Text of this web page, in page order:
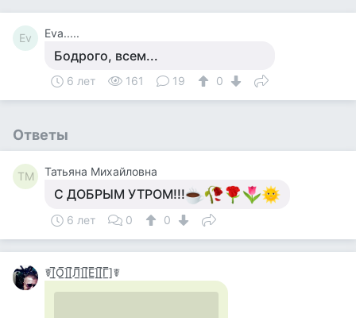
Ev Eva.....
Бодрого, всем...
6 лет 161 19 0
Ответы
ТМ Татьяна Михайловна
С ДОБРЫМ УТРОМ!!!
6 лет 0 0
☤[̲̅О̲̅][̲̅Л̲̅][̲̅Е̲̅][̲̅Г̲̅]☤